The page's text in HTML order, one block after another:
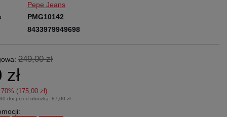
Pepe Jeans
PMG10142
8433979949698
249,00 zł
70% (175,00 zł).
dni przed obniżką: 87,00 zł